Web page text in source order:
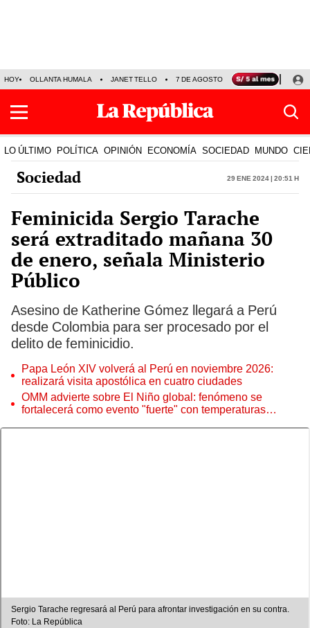
HOY OLLANTA HUMALA JANET TELLO 7 DE AGOSTO TINKA RESULTADOS
LO ÚLTIMO POLÍTICA OPINIÓN ECONOMÍA SOCIEDAD MUNDO
Sociedad 29 Ene 2024 | 20:51 h
Feminicida Sergio Tarache
será extraditado mañana 30
de enero, señala Ministerio
Público
Asesino de Katherine Gómez llegará a Perú
desde Colombia para ser procesado por el
delito de feminicidio.
Papa León XIV volverá al Perú en noviembre 2026:
realizará visita apostólica en cuatro ciudades
OMM advierte sobre El Niño global: fenómeno se
fortalecerá como evento "fuerte" con temperaturas
Sergio Tarache regresará al Perú para afrontar investigación en su contra.
Foto: La República